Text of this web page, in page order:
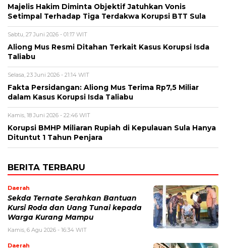
Majelis Hakim Diminta Objektif Jatuhkan Vonis
Setimpal Terhadap Tiga Terdakwa Korupsi BTT Sula
Sabtu, 27 Juni 2026 - 01:17 WIT
Aliong Mus Resmi Ditahan Terkait Kasus Korupsi Isda
Taliabu
Selasa, 23 Juni 2026 - 21:14 WIT
Fakta Persidangan: Aliong Mus Terima Rp7,5 Miliar
dalam Kasus Korupsi Isda Taliabu
Kamis, 18 Juni 2026 - 22:46 WIT
Korupsi BMHP Miliaran Rupiah di Kepulauan Sula Hanya
Dituntut 1 Tahun Penjara
BERITA TERBARU
Daerah
Sekda Ternate Serahkan Bantuan
Kursi Roda dan Uang Tunai kepada
Warga Kurang Mampu
Kamis, 6 Agu 2026 - 16:34 WIT
Daerah